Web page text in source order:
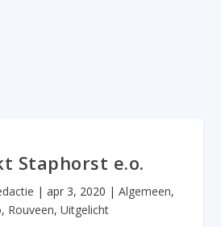
Staphorst e.o.
| apr 3, 2020 | Algemeen,
, Rouveen, Uitgelicht